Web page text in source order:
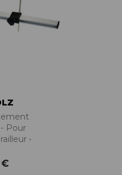
Pour
•
€